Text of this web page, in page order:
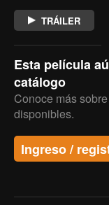
TRÁILER
Esta película
catálogo
Conoce más
disponibles.
Ingreso /